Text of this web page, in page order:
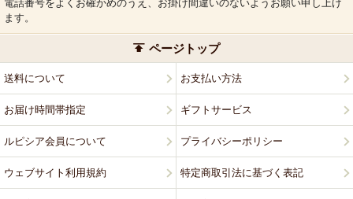
電話番号をよくお確かめのうえ、お掛け間違いのないようお願い申し上げ
ます。
ページトップ
送料について お支払い方法
お届け時間帯指定 ギフトサービス
ルピシア会員について プライバシーポリシー
ウェブサイト利用規約 特定商取引法に基づく表記